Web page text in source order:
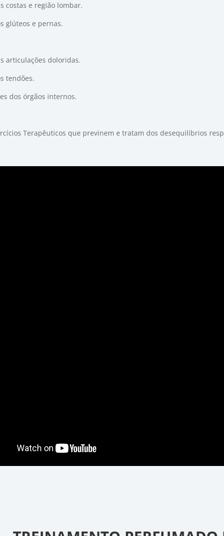
costas e região lombar.
glúteos e pernas.
articulações doloridas.
tendões.
dos órgãos internos.
Terapêuticos que previnem e tratam dos desequilíbrios